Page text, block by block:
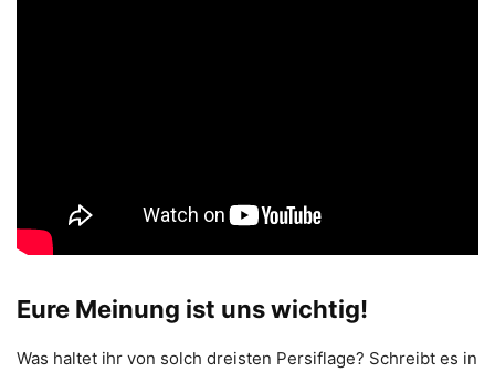
Eure Meinung ist uns wichtig!
Was haltet ihr von solch dreisten Persiflage? Schreibt es in